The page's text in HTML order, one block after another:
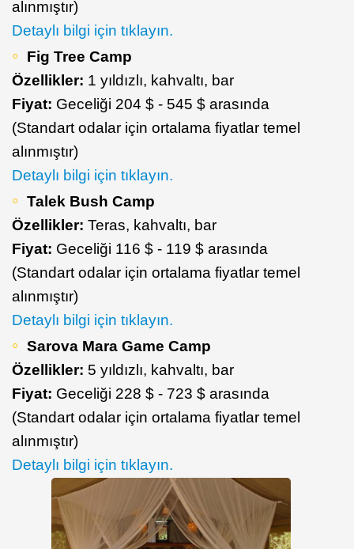
alınmıştır)
Detaylı bilgi için tıklayın.
Fig Tree Camp
Özellikler: 1 yıldızlı, kahvaltı, bar
Fiyat: Geceliği 204 $ - 545 $ arasında
(Standart odalar için ortalama fiyatlar temel
alınmıştır)
Detaylı bilgi için tıklayın.
Talek Bush Camp
Özellikler: Teras, kahvaltı, bar
Fiyat: Geceliği 116 $ - 119 $ arasında
(Standart odalar için ortalama fiyatlar temel
alınmıştır)
Detaylı bilgi için tıklayın.
Sarova Mara Game Camp
Özellikler: 5 yıldızlı, kahvaltı, bar
Fiyat: Geceliği 228 $ - 723 $ arasında
(Standart odalar için ortalama fiyatlar temel
alınmıştır)
Detaylı bilgi için tıklayın.